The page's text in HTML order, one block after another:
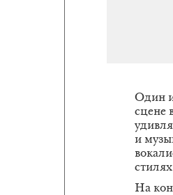
Один
сцене
и
На